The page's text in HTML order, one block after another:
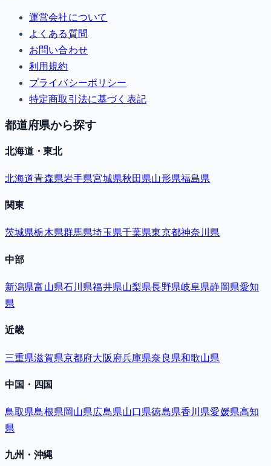
運営会社について
よくある質問
お問い合わせ
利用規約
プライバシーポリシー
特定商取引法に基づく表記
都道府県から探す
北海道・東北
北海道青森県岩手県宮城県秋田県山形県福島県
関東
茨城県栃木県群馬県埼玉県千葉県東京都神奈川県
中部
新潟県富山県石川県福井県山梨県長野県岐阜県静岡県愛知
県
近畿
三重県滋賀県京都府大阪府兵庫県奈良県和歌山県
中国・四国
鳥取県島根県岡山県広島県山口県徳島県香川県愛媛県高知
県
九州・沖縄